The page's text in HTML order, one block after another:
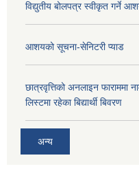
विद्युतीय बोलपत्र स्वीकृत गर्ने
आशयको सूचना-सेनिटरी प्याड
छात्रवृत्तिको अनलाइन
लिस्टमा रहेका बिद्यार्थी बिवरण
अन्य